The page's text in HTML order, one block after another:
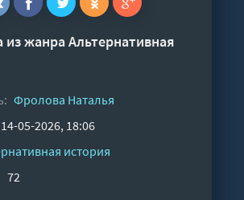
из жанраАльтернативная
Фролова Наталья
14-05-2026, 18:06
история
72